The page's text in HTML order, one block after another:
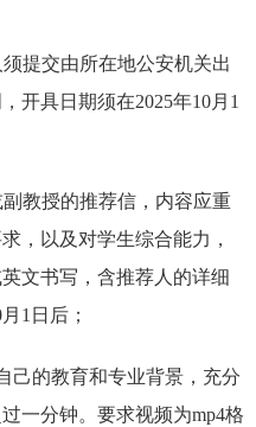
提交由所在地公安机关出
开具日期须在2025年10月1
教授的推荐信，内容应重
，以及对学生综合能力，
文书写，含推荐人的详细
1日后；
己的教育和专业背景，充分
一分钟。要求视频为mp4格